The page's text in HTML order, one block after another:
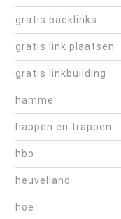
gratis backlinks
gratis link plaatsen
gratis linkbuilding
hamme
happen en trappen
hbo
heuvelland
hoe